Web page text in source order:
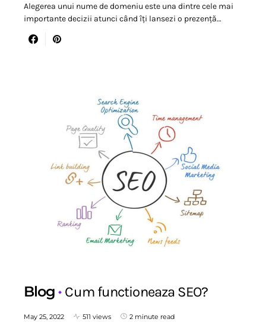
Alegerea unui nume de domeniu este una dintre cele mai
importante decizii atunci când îți lansezi o prezență…
Blog Cum functioneaza SEO?
May 25, 2022 511 views 2 minute read